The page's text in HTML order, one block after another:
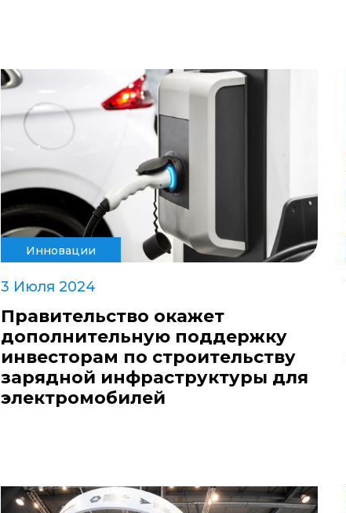
Инновации
3 Июля 2024
Правительство окажет
дополнительную поддержку
инвесторам по строительству
зарядной инфраструктуры для
электромобилей